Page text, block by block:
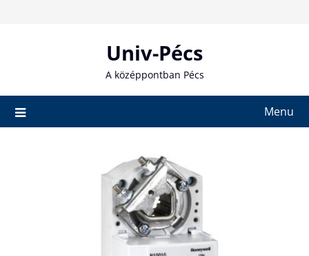
Univ-Pécs
A középpontban Pécs
Menu